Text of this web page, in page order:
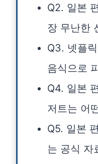
Q2. 일본
장 무난한
Q3. 넷플
음식으로
Q4. 일본
저트는 어
Q5. 일본
는 공식 자